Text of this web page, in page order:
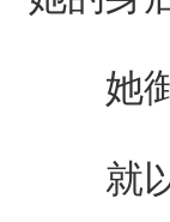
她御
就以